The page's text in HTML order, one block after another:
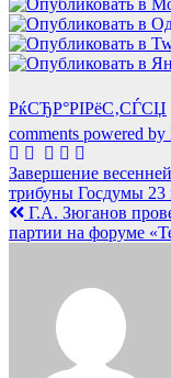
РќСЂР°РІРёС‚СЃСЏ
comments powered
Навигация
по
записям
Завершение
трибуны Госдумы 23
Г.А. Зюганов
партии на форуме